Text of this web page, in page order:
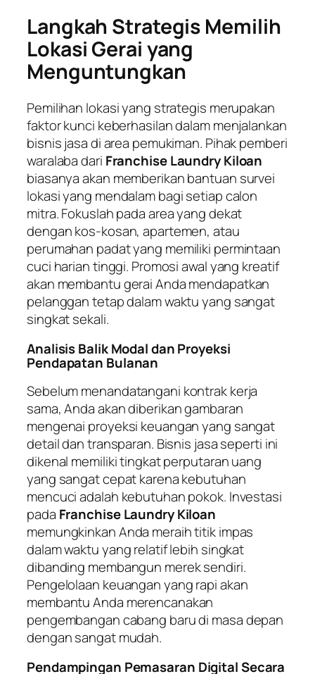
Langkah Strategis Memilih
Lokasi Gerai yang
Menguntungkan
Pemilihan lokasi yang strategis merupakan
faktor kunci keberhasilan dalam menjalankan
bisnis jasa di area pemukiman. Pihak pemberi
waralaba dari Franchise Laundry Kiloan
biasanya akan memberikan bantuan survei
lokasi yang mendalam bagi setiap calon
mitra. Fokuslah pada area yang dekat
dengan kos-kosan, apartemen, atau
perumahan padat yang memiliki permintaan
cuci harian tinggi. Promosi awal yang kreatif
akan membantu gerai Anda mendapatkan
pelanggan tetap dalam waktu yang sangat
singkat sekali.
Analisis Balik Modal dan Proyeksi
Pendapatan Bulanan
Sebelum menandatangani kontrak kerja
sama, Anda akan diberikan gambaran
mengenai proyeksi keuangan yang sangat
detail dan transparan. Bisnis jasa seperti ini
dikenal memiliki tingkat perputaran uang
yang sangat cepat karena kebutuhan
mencuci adalah kebutuhan pokok. Investasi
pada Franchise Laundry Kiloan
memungkinkan Anda meraih titik impas
dalam waktu yang relatif lebih singkat
dibanding membangun merek sendiri.
Pengelolaan keuangan yang rapi akan
membantu Anda merencanakan
pengembangan cabang baru di masa depan
dengan sangat mudah.
Pendampingan Pemasaran Digital Secara